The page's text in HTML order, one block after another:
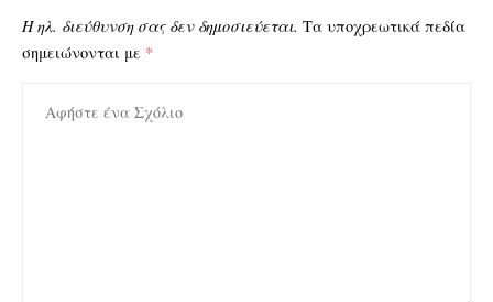
Η ηλ. διεύθυνση σας δεν δημοσιεύεται. Τα υποχρεωτικά πεδία
σημειώνονται με *